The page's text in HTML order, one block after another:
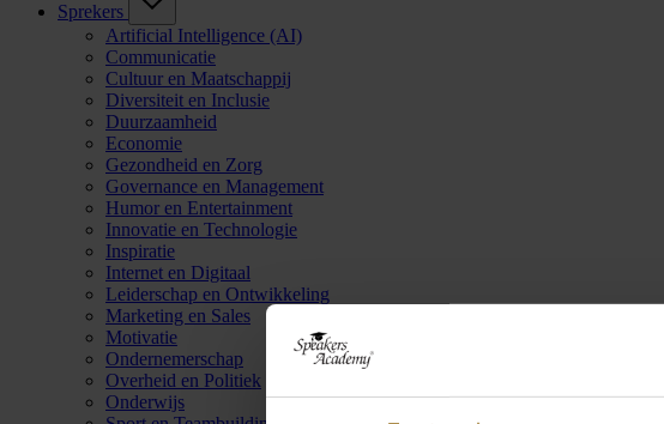
Sprekers
Artificial Intelligence (AI)
Communicatie
Cultuur en Maatschappij
Diversiteit en Inclusie
Duurzaamheid
Economie
Gezondheid en Zorg
Governance en Management
Humor en Entertainment
Innovatie en Technologie
Inspiratie
Internet en Digitaal
Leiderschap en Ontwikkeling
Marketing en Sales
Motivatie
Ondernemerschap
Overheid en Politiek
Onderwijs